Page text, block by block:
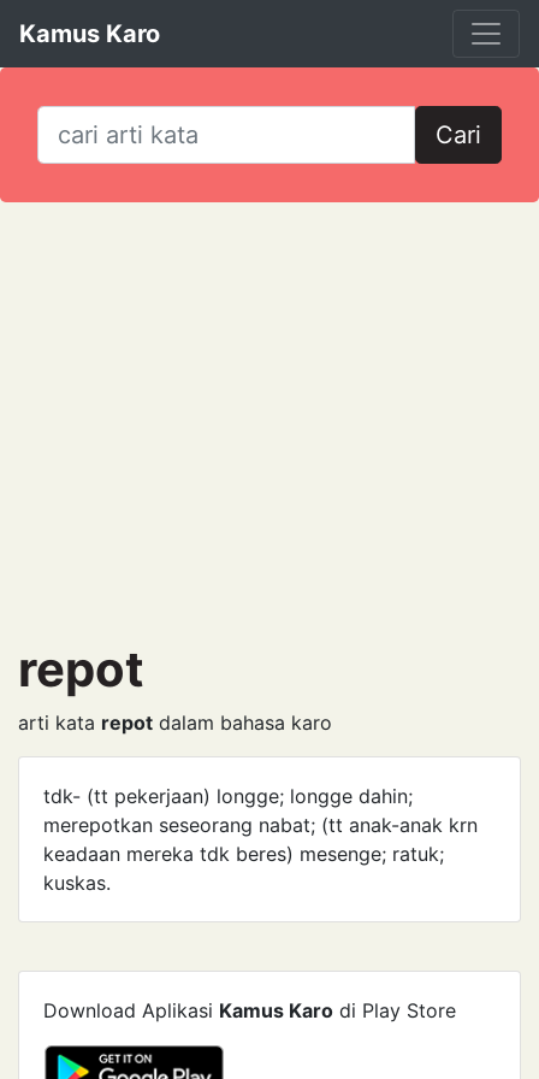
Kamus Karo
Cari
repot
arti kata repot dalam bahasa karo
tdk- (tt pekerjaan) longge; longge dahin;
merepotkan seseorang nabat; (tt anak-anak krn
keadaan mereka tdk beres) mesenge; ratuk;
kuskas.
Download Aplikasi Kamus Karo di Play Store